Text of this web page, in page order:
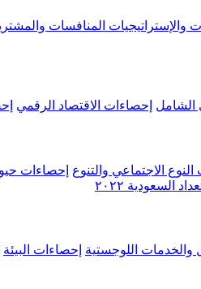
والإستراتيجيات المنافسات
الشامل إحصاءات الاقتصاد الرقمي
الاجتماعي والتنوع إحصاءات
السعودية ٢٠٢٢
والخدمات اللوجستية إحصاءات البيئة